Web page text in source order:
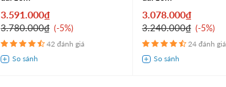
3.591.000₫
3.780.000₫ -5%
42 đánh giá
3.078.000₫
3.240.000₫ -5%
24 đánh giá